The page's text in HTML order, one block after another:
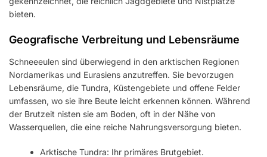
bieten.
Geografische Verbreitung und Lebensräume
Schneeeulen sind überwiegend in den arktischen Regionen
Nordamerikas und Eurasiens anzutreffen. Sie bevorzugen
Lebensräume, die Tundra, Küstengebiete und offene Felder
umfassen, wo sie ihre Beute leicht erkennen können. Während
der Brutzeit nisten sie am Boden, oft in der Nähe von
Wasserquellen, die eine reiche Nahrungsversorgung bieten.
Arktische Tundra: Ihr primäres Brutgebiet.